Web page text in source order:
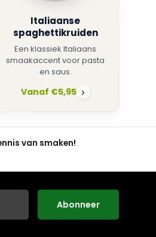
Italiaanse
spaghettikruiden
Een klassiek Italiaans
smaakaccent voor pasta
en saus.
Vanaf €5,95 ›
van smaken!
Abonneer